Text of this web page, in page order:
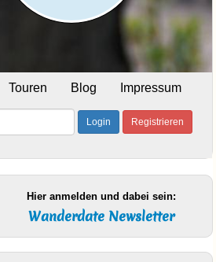
Touren Blog Impressum
Login Registrieren
Hier anmelden und dabei sein:
Wanderdate Newsletter